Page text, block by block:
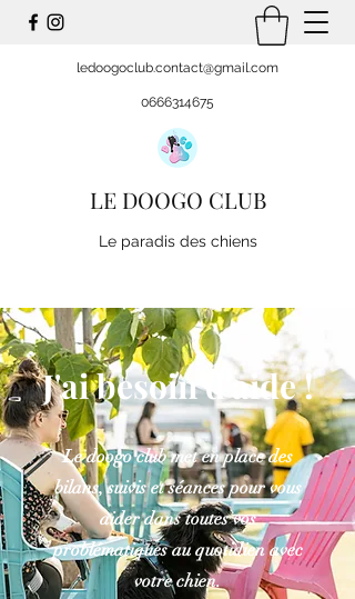
ledoogoclub.contact@gmail.com
0666314675
LE DOOGO CLUB
Le paradis des chiens
Le doogo club met en place des
bilans, suivis et séances pour vous
aider dans toutes vos
problématiques au quotidien avec
votre chien.
J'ai besoin d'aide !